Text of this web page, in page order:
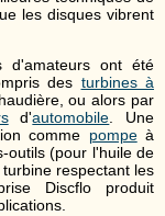
les disques vibrent
d'amateurs ont été
des turbines à
ou alors par
d'automobile. Une
comme pompeà
outils (pour l'huile de
respectant les
Discflo produit